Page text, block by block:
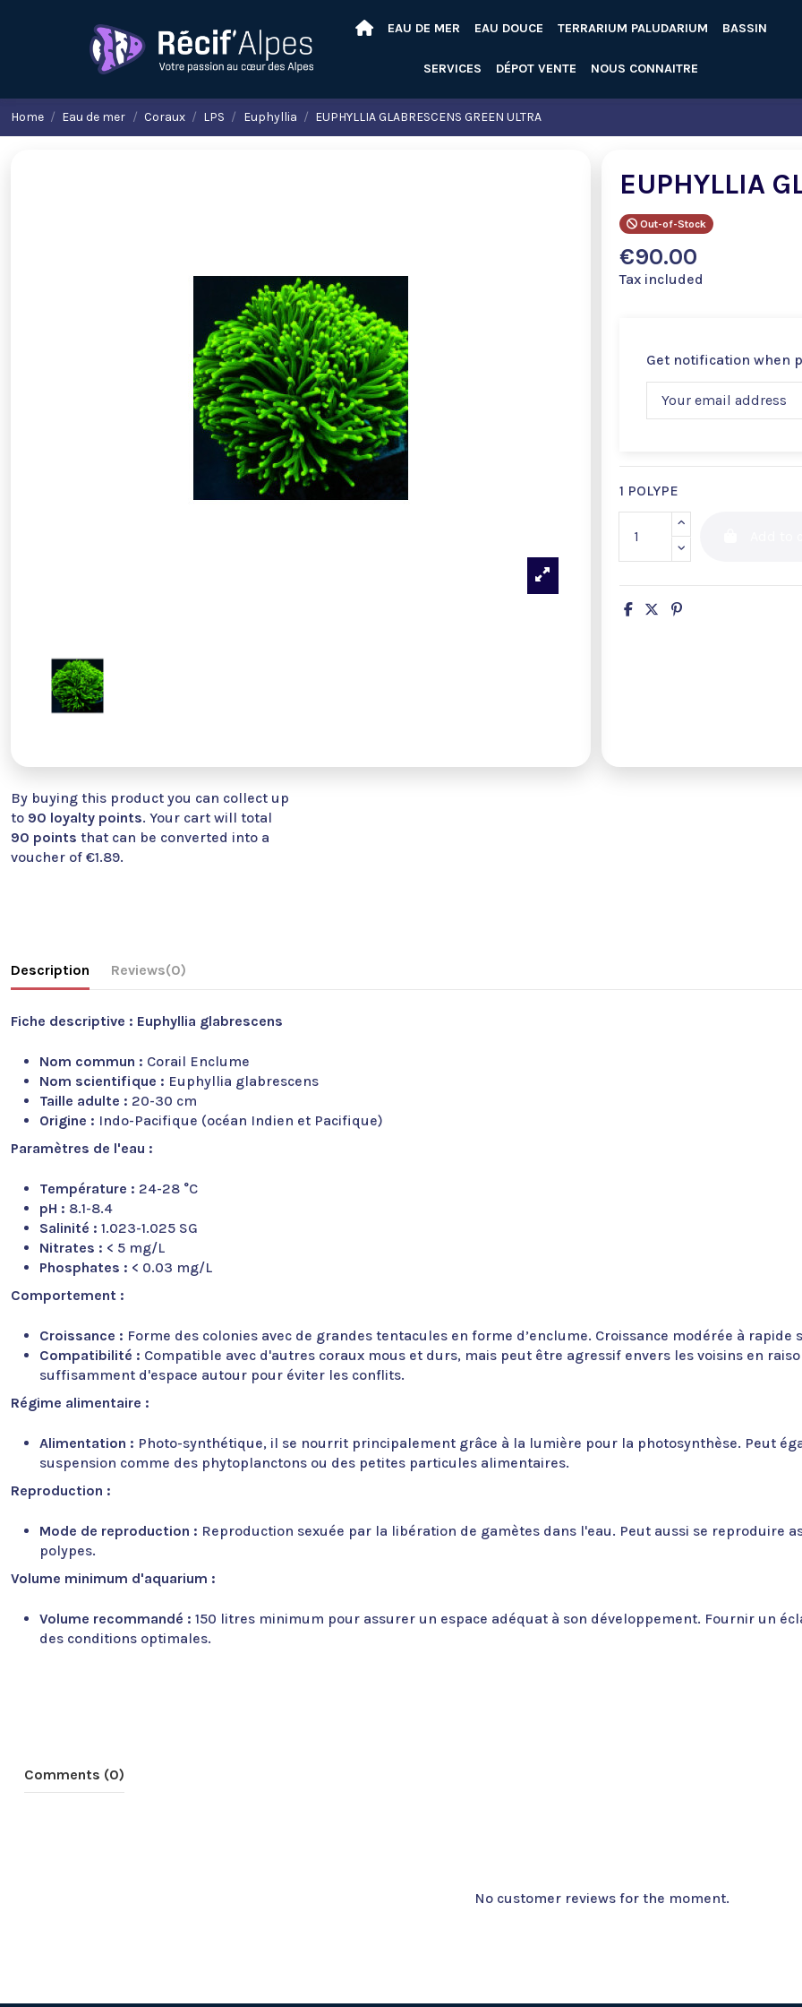
EAU DE MER EAU DOUCE TERRARIUM PALUDARIUM BASSIN
SERVICES DÉPOT VENTE NOUS CONNAITRE
Home Eau de mer Coraux LPS Euphyllia EUPHYLLIA GLABRESCENS GREEN ULTRA
EUPHYLLIA
Out-of-Stock
€90.00
Tax included
Get notification when
1 POLYPE
By buying this product you can collect up
to 90 loyalty points. Your cart will total
90 points that can be converted into a
voucher of €1.89.
Description Reviews(0)
Fiche descriptive : Euphyllia glabrescens
Nom commun : Corail Enclume
Nom scientifique : Euphyllia glabrescens
Taille adulte : 20-30 cm
Origine : Indo-Pacifique (océan Indien et Pacifique)
Paramètres de l'eau :
Température : 24-28 °C
pH : 8.1-8.4
Salinité : 1.023-1.025 SG
Nitrates : < 5 mg/L
Phosphates : < 0.03 mg/L
Comportement :
Croissance : Forme des colonies avec de grandes tentacules en forme d’enclume. Croissance modérée à rapide
Compatibilité : Compatible avec d'autres coraux mous et durs, mais peut être agressif envers les voisins en
suffisamment d'espace autour pour éviter les conflits.
Régime alimentaire :
Alimentation : Photo-synthétique, il se nourrit principalement grâce à la lumière pour la photosynthèse. Peut
suspension comme des phytoplanctons ou des petites particules alimentaires.
Reproduction :
Mode de reproduction : Reproduction sexuée par la libération de gamètes dans l'eau. Peut aussi se reproduire
polypes.
Volume minimum d'aquarium :
Volume recommandé : 150 litres minimum pour assurer un espace adéquat à son développement. Fournir un
des conditions optimales.
Comments (0)
No customer reviews for the moment.